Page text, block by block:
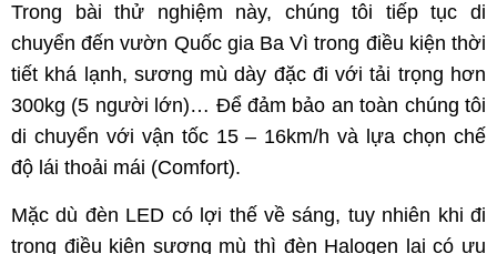
Trong bài thử nghiệm này, chúng tôi tiếp tục di
chuyển đến vườn Quốc gia Ba Vì trong điều kiện thời
tiết khá lạnh, sương mù dày đặc đi với tải trọng hơn
300kg (5 người lớn)… Để đảm bảo an toàn chúng tôi
di chuyển với vận tốc 15 – 16km/h và lựa chọn chế
độ lái thoải mái (Comfort).
Mặc dù đèn LED có lợi thế về sáng, tuy nhiên khi đi
trong điều kiện sương mù thì đèn Halogen lại có ưu